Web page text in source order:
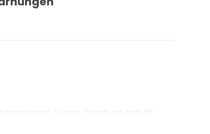
Dieses Duschgel enthält
ist.